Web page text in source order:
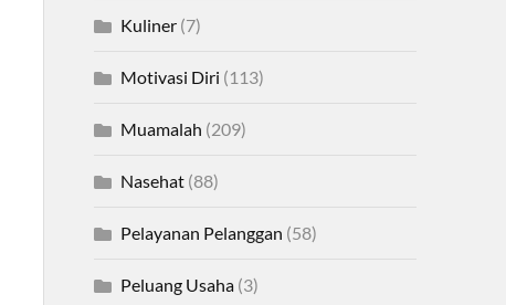
Kuliner(7)
Motivasi Diri (113)
Muamalah (209)
Nasehat(88)
Pelayanan Pelanggan (58)
Peluang Usaha(3)